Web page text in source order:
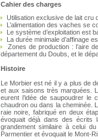
Cahier des charges
Utilisation exclusive de lait cru
L’alimentation des vaches se
Le système d’exploitation est
La durée minimale d’affinage
Zones de production : l’aire
département du Doubs, et le
Histoire
Le Morbier est né il y a plus de
et aux saisons très marquées.
eurent l’idée de saupoudrer le
chaudron ou dans la cheminée.
raie noire, fabriqué en deux
évoquait déjà dans des écrits
grandement similaire à celui
Parmentier et évoquait le Mont-